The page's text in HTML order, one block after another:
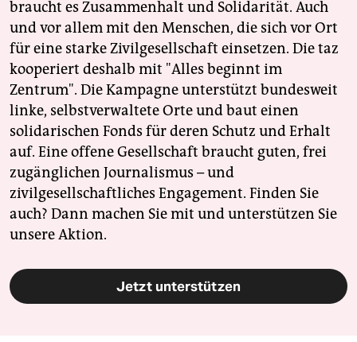
braucht es Zusammenhalt und Solidarität. Auch
und vor allem mit den Menschen, die sich vor Ort
für eine starke Zivilgesellschaft einsetzen. Die taz
kooperiert deshalb mit "Alles beginnt im
Zentrum". Die Kampagne unterstützt bundesweit
linke, selbstverwaltete Orte und baut einen
solidarischen Fonds für deren Schutz und Erhalt
auf. Eine offene Gesellschaft braucht guten, frei
zugänglichen Journalismus – und
zivilgesellschaftliches Engagement. Finden Sie
auch? Dann machen Sie mit und unterstützen Sie
unsere Aktion.
Jetzt unterstützen